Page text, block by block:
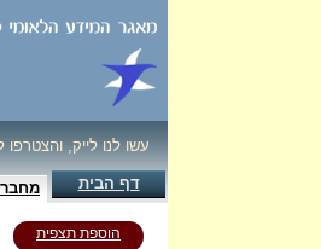
עשו לנו לייק,
דף הבית
הוספת תצפית